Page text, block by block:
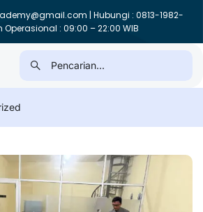
| Hubungi : 0813-1982-
Operasional : 09:00 – 22:00 WIB